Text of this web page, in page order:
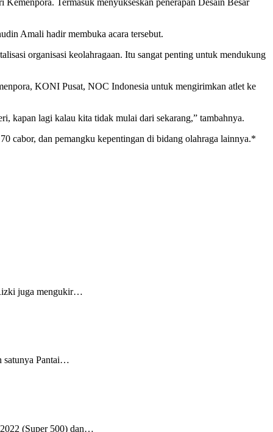
Amali hadir membuka acara tersebut.
organisasi keolahragaan. Itu sangat penting untuk mendukung
KONI Pusat, NOC Indonesia untuk mengirimkan atlet ke
kapan lagi kalau kita tidak mulai dari sekarang,” tambahnya.
cabor, dan pemangku kepentingan di bidang olahraga lainnya.*
juga mengukir…
satunya Pantai…
(Super 500) dan…